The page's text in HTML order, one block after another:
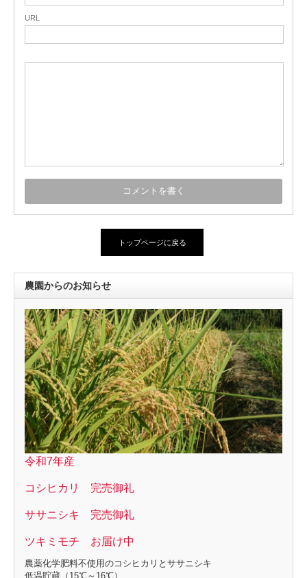
URL
トップページに戻る
農園からのお知らせ
令和7年産
コシヒカリ 完売御礼
ササニシキ 完売御礼
ツキミモチ お届け中
農薬化学肥料不使用のコシヒカリとササニシキ
低温貯蔵（15℃～16℃）